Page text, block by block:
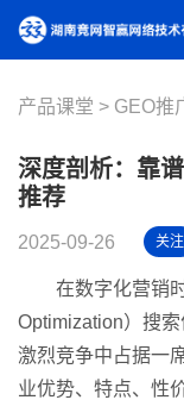
产品课堂 GEO推
深度剖析：靠
推荐
2025-09-26 关注
在数字化营销时
Optimization）搜
激烈竞争中占据一
业优势、特点、性